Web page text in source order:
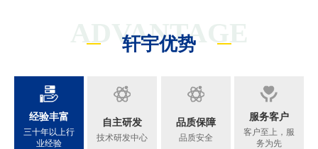
ADVANTAGE
轩宇优势
经验丰富
三十年以上行
业经验
自主研发
技术研发中心
品质保障
品质安全
服务客户
客户至上，服
务为先